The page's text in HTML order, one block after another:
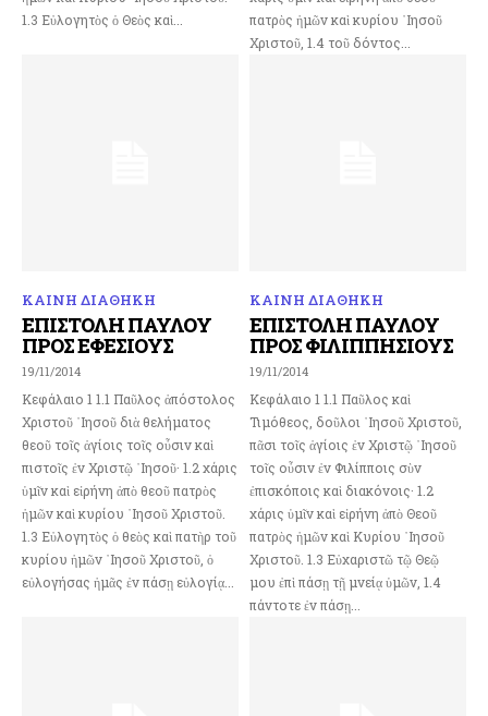
1.3 Εὐλογητὸς ὁ Θεὸς καὶ...
πατρὸς ἡμῶν καὶ κυρίου ᾽Ιησοῦ
Χριστοῦ, 1.4 τοῦ δόντος...
ΚΑΙΝΗ ΔΙΑΘΗΚΗ
ΕΠΙΣΤΟΛΗ ΠΑΥΛΟΥ
ΠΡΟΣ ΕΦΕΣΙΟΥΣ
19/11/2014
Κεφάλαιο 1 1.1 Παῦλος ἀπόστολος
Χριστοῦ ᾽Ιησοῦ διὰ θελήματος
θεοῦ τοῖς ἁγίοις τοῖς οὖσιν καὶ
πιστοῖς ἐν Χριστῷ ᾽Ιησοῦ· 1.2 χάρις
ὑμῖν καὶ εἰρήνη ἀπὸ θεοῦ πατρὸς
ἡμῶν καὶ κυρίου ᾽Ιησοῦ Χριστοῦ.
1.3 Εὐλογητὸς ὁ θεὸς καὶ πατὴρ τοῦ
κυρίου ἡμῶν ᾽Ιησοῦ Χριστοῦ, ὁ
εὐλογήσας ἡμᾶς ἐν πάσῃ εὐλογίᾳ...
ΚΑΙΝΗ ΔΙΑΘΗΚΗ
ΕΠΙΣΤΟΛΗ ΠΑΥΛΟΥ
ΠΡΟΣ ΦΙΛΙΠΠΗΣΙΟΥΣ
19/11/2014
Κεφάλαιο 1 1.1 Παῦλος καὶ
Τιμόθεος, δοῦλοι ᾿Ιησοῦ Χριστοῦ,
πᾶσι τοῖς ἁγίοις ἐν Χριστῷ ᾿Ιησοῦ
τοῖς οὖσιν ἐν Φιλίπποις σὺν
ἐπισκόποις καὶ διακόνοις· 1.2
χάρις ὑμῖν καὶ εἰρήνη ἀπὸ Θεοῦ
πατρὸς ἡμῶν καὶ Κυρίου ᾿Ιησοῦ
Χριστοῦ. 1.3 Εὐχαριστῶ τῷ Θεῷ
μου ἐπὶ πάσῃ τῇ μνείᾳ ὑμῶν, 1.4
πάντοτε ἐν πάσῃ...